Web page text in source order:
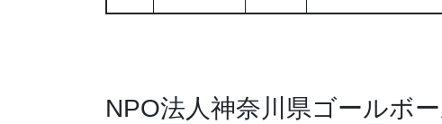
NPO法人神奈川県ゴールボ